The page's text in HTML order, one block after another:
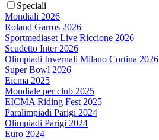
Speciali
Mondiali 2026
Roland Garros 2026
Sportmediaset Live Riccione 2026
Scudetto Inter 2026
Olimpiadi Invernali Milano Cortina 2026
Super Bowl 2026
Eicma 2025
Mondiale per club 2025
EICMA Riding Fest 2025
Paralimpiadi Parigi 2024
Olimpiadi Parigi 2024
Euro 2024